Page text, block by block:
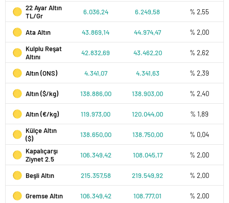
22 Ayar Altın
TL/Gr
6.036,24 6.249,58 % 2,55
Ata Altın 43.869,14 44.974,47
% 2,00
Kulplu Reşat
Altını
42.832,69 43.462,20 % 2,62
Altın (ONS) 4.341,07 4.341,63 % 2,39
Altın ($/kg) 138.886,00 138.903,00 % 2,40
Altın (€/kg) 119.973,00 120.044,00
% 1,89
Külçe Altın
($)
138.650,00 138.750,00
% 0,04
Kapalıçarşı
Ziynet 2.5
106.349,42 108.045,17 % 2,00
Beşli Altın 215.357,58 219.549,92 % 2,00
Gremse Altın 106.349,42 108.777,01 % 2,00